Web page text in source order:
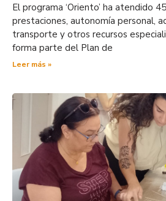
El programa ‘Oriento’ ha atendido
prestaciones, autonomía personal,
transporte y otros recursos
forma parte del Plan de
Leer más »